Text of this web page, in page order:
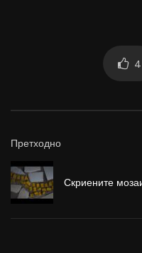
4
Претходно
Скриените